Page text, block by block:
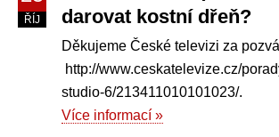
ŘÍJ
darovat kostní dřeň?
Děkujeme České televizi za
http://www.ceskatelevize.cz/
studio-6/213411010101023/.
Více informací »